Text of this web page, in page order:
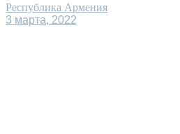
Республика Армения
3 марта, 2022